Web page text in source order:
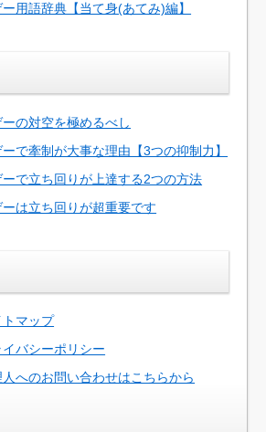
用語辞典【当て身(あてみ)編】
の対空を極めるべし
で牽制が大事な理由【3つの抑制力】
ーで立ち回りが上達する2つの方法
ーは立ち回りが超重要です
トマップ
イバシーポリシー
へのお問い合わせはこちらから